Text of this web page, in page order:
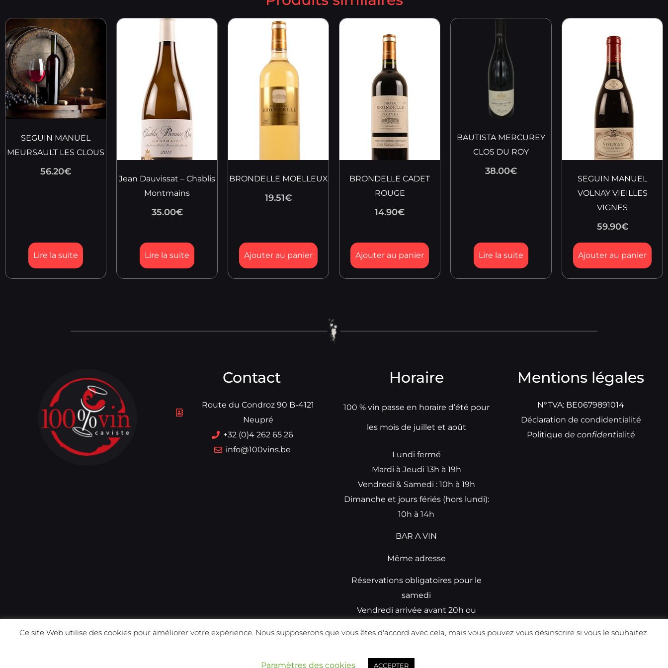
SEGUIN MANUEL
MEURSAULT LES CLOUS
56.20€
Lire la suite
Jean Dauvissat – Chablis
Montmains
35.00€
Lire la suite
BRONDELLE MOELLEUX
19.51€
Ajouter au panier
BRONDELLE CADET
ROUGE
14.90€
Ajouter au panier
BAUTISTA MERCUREY
CLOS DU ROY
38.00€
Lire la suite
SEGUIN MANUEL
VOLNAY VIEILLES
VIGNES
59.90€
Ajouter au panier
Contact
Route du Condroz 90 B-4121
Neupré
+32 (0)4 262 65 26
info@100vins.be
Horaire
100 % vin passe en horaire d’été pour
les mois de juillet et août
Lundi fermé
Mardi à Jeudi 13h à 19h
Vendredi & Samedi : 10h à 19h
Dimanche et jours fériés (hors lundi):
10h à 14h
BAR A VIN
Même adresse
Réservations obligatoires pour le
samedi
Vendredi arrivée avant 20h ou
Mentions légales
N°TVA: BE0679891014
Déclaration de condidentialité
Politique de confidentialité
Réalisé par Prismatech
Ce site Web utilise des cookies pour améliorer votre expérience. Nous supposerons que vous êtes d'accord avec cela, mais vous pouvez vous désinscrire si vous le souhaitez.
Paramètres des cookies ACCEPTER